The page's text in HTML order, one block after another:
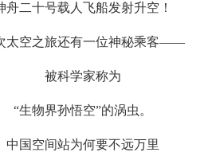
十号载人飞船发射升空！
空之旅还有一位神秘乘客——
被科学家称为
生物界孙悟空”的涡虫。
空间站为何要不远万里